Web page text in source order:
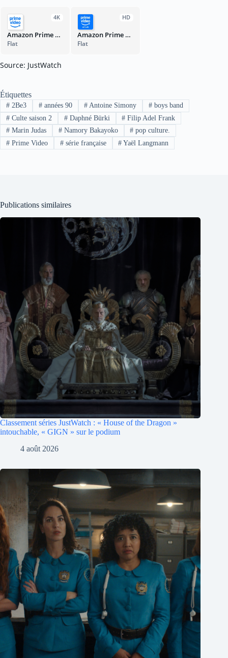
4K
Amazon Prime Video
Flat
HD
Amazon Prime Video with Ads
Flat
Source: JustWatch
Étiquettes
#2Be3 #années 90 # Antoine Simony # boys band
#Culte saison 2 #Daphné Bürki # Filip Adel Frank
#Marin Judas #Namory Bakayoko # pop culture.
#Prime Video #série française # Yaël Langmann
Publications similaires
Classement séries JustWatch : « House of the Dragon »
intouchable, « GIGN » sur le podium
4 août 2026